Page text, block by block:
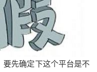
要先确定下这个平台是不